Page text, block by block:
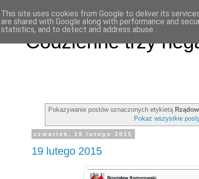
Codzienne trzy
Pokazywanie postów oznaczonych etykietą
Pokaż wszystkie
czwartek, 19 lutego 2015
19 lutego 2015
This site uses cookies from Google to deliver its
are shared with Google along with performance and
statistics, and to detect and address abuse.